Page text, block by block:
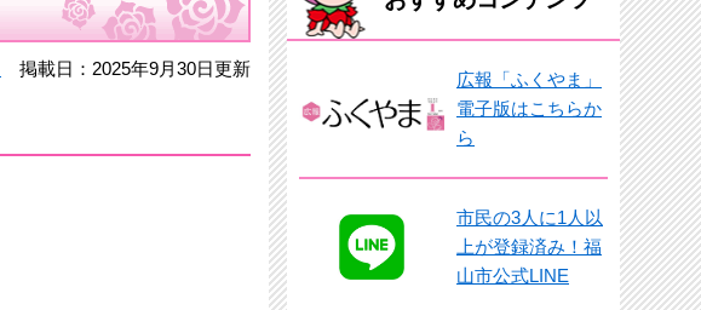
掲載日：2025年9月30日更新
広報「ふくやま」
電子版はこちらか
ら
市民の3人に1人以
上が登録済み！福
山市公式LINE